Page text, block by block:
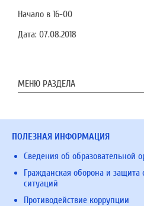
Начало в 16-00
Дата: 07.08.2018
МЕНЮ РАЗДЕЛА
ПОЛЕЗНАЯ ИНФОРМАЦИЯ
Сведения об образовательной
Гражданская оборона и защита
ситуаций
Противодействие коррупции